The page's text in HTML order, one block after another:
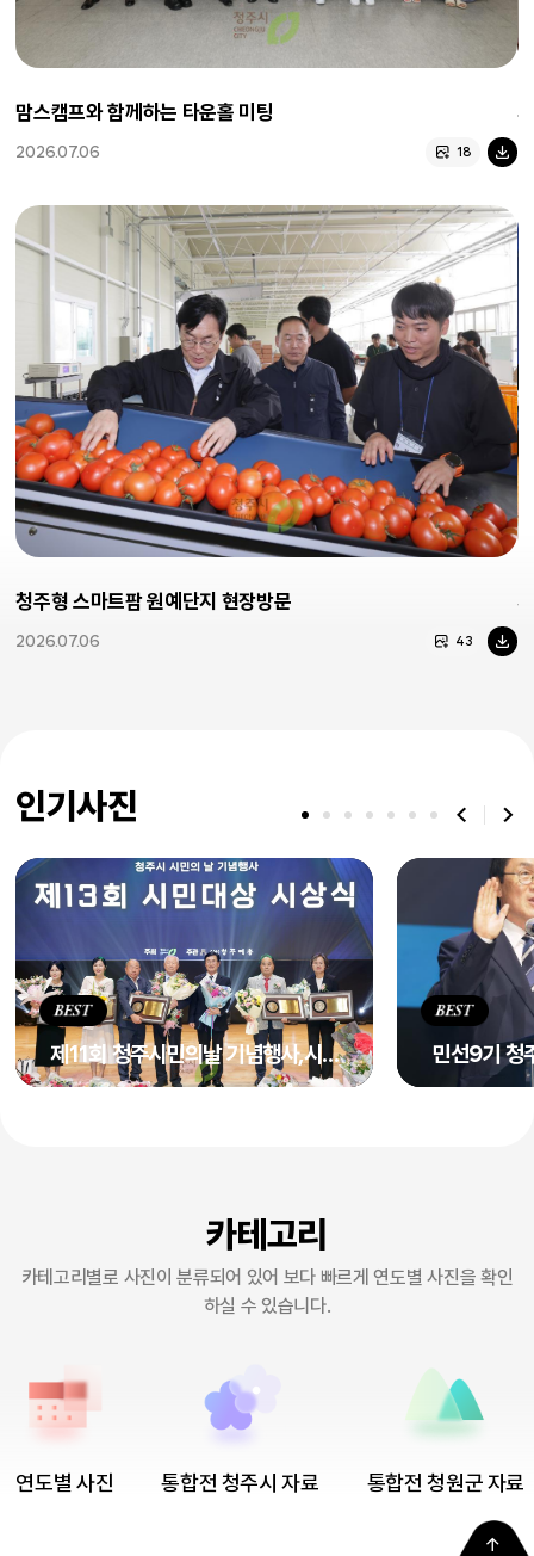
맘스캠프와 함께하는 타운홀 미팅
18
2026.07.06
청주형 스마트팜 원예단지 현장방문
43
2026.07.06
인기사진
제11회 청주시민의날 기념행사,시민대상 시상식 민선9기 청
카테고리
카테고리별로 사진이 분류되어 있어 보다 빠르게 연도별 사진을 확인
하실 수 있습니다.
연도별 사진 통합전 청주시 자료 통합전 청원군 자료